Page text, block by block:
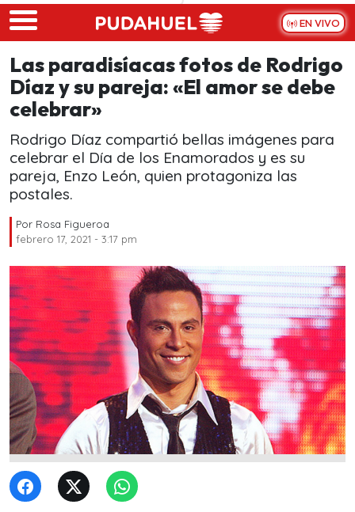
Skip to main content
EN VIVO
Las paradisíacas fotos de Rodrigo
Díaz y su pareja: «El amor se debe
celebrar»
Rodrigo Díaz compartió bellas imágenes para
celebrar el Día de los Enamorados y es su
pareja, Enzo León, quien protagoniza las
postales.
Por Rosa Figueroa
febrero 17, 2021 - 3:17 pm